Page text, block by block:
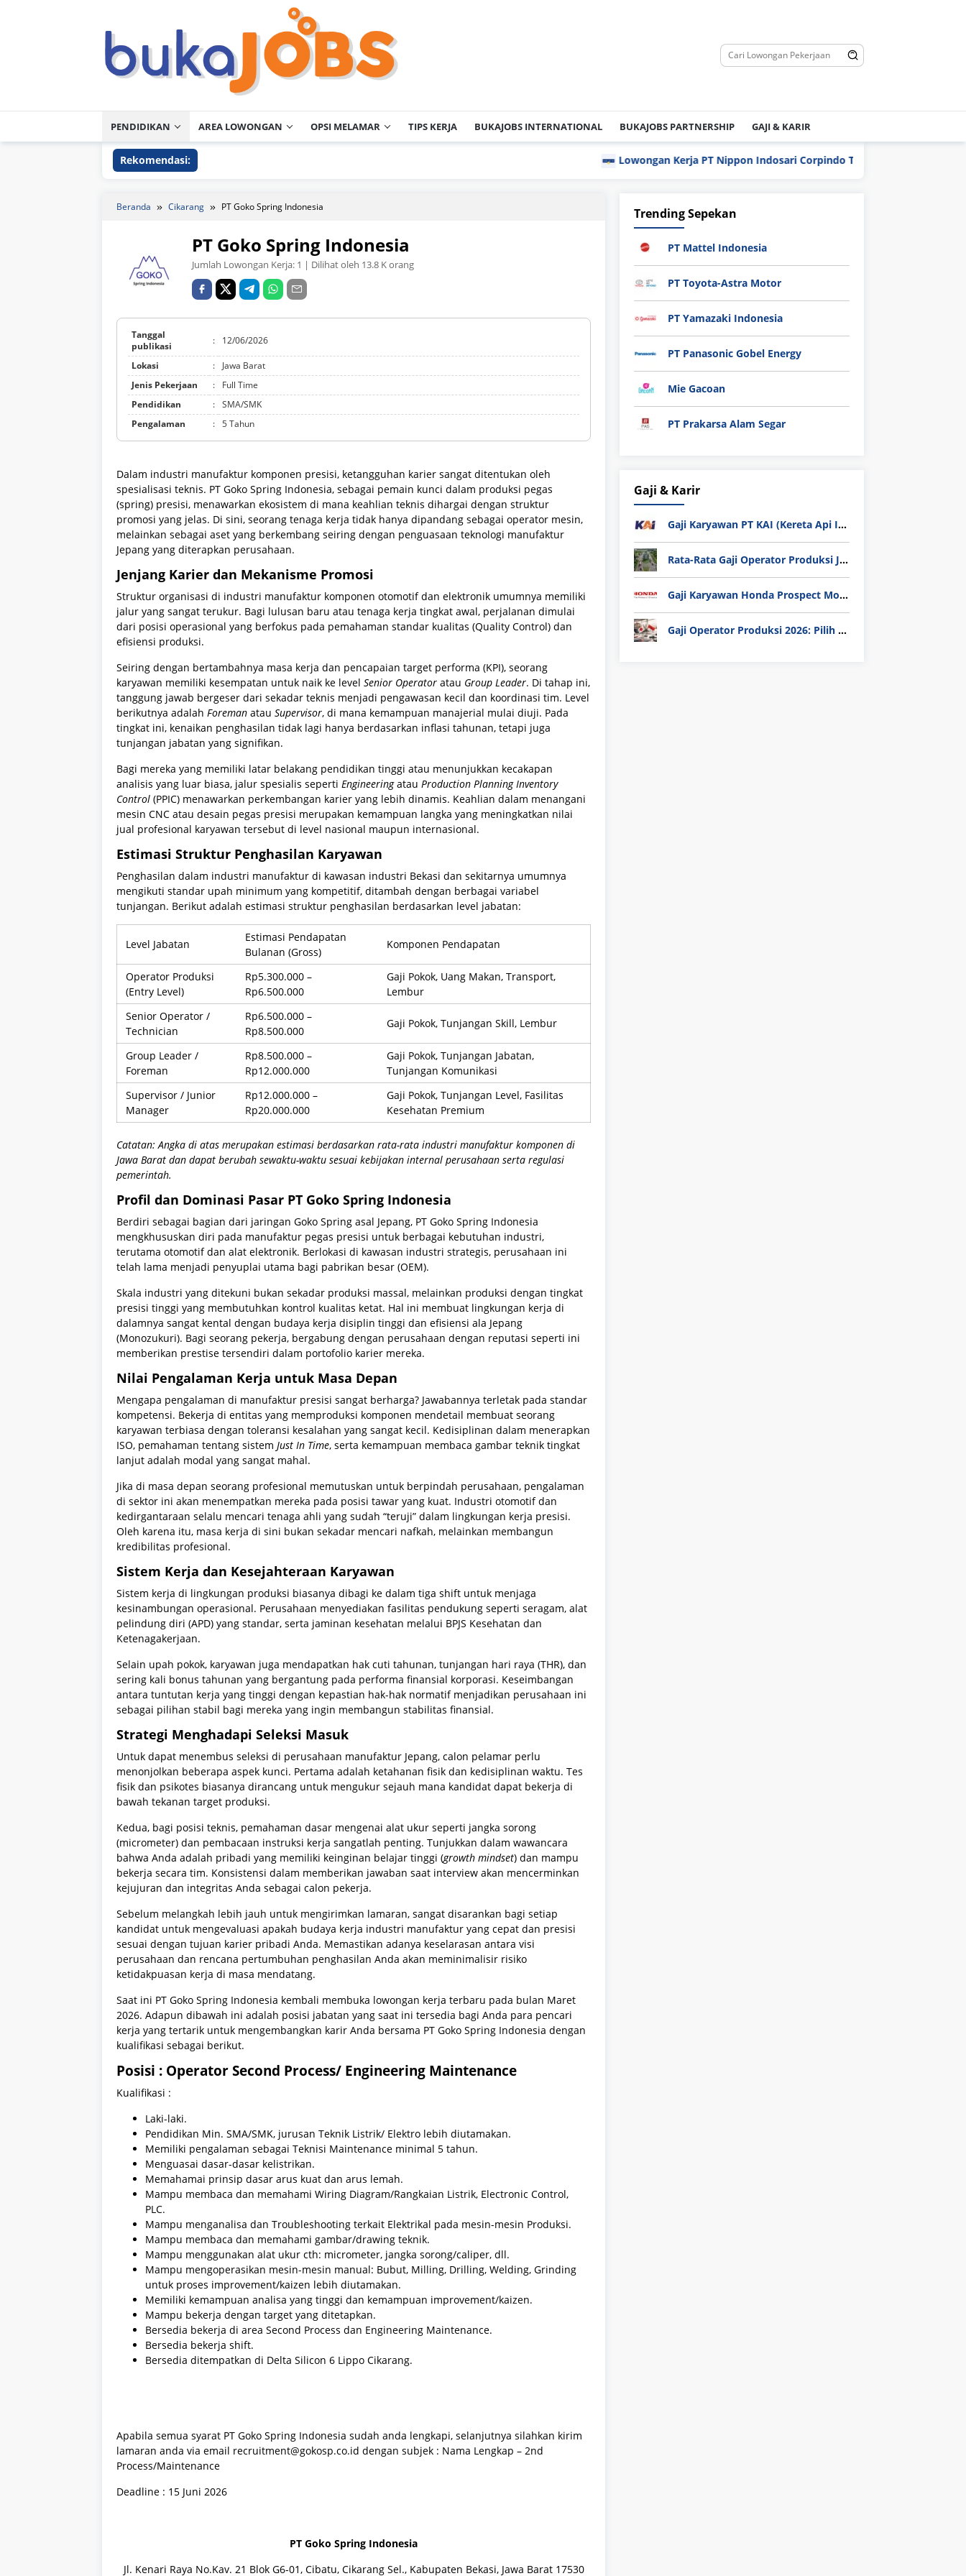
PENDIDIKAN AREA LOWONGAN OPSI MELAMAR TIPS KERJA BUKAJOBS INTERNATIONAL BUKAJOBS PARTNERSHIP GAJI & KARIR
Rekomendasi: Lowongan Kerja PT Nippon Indosari Corpindo Tbk. Bulan Agustus 2026
Beranda Cikarang PT Goko Spring Indonesia
PT Goko Spring Indonesia
Jumlah Lowongan Kerja: 1 | Dilihat oleh 13.8 K orang
Tanggal
publikasi
: 12/06/2026
Lokasi :
Jawa Barat
Jenis Pekerjaan
:
Full Time
Pendidikan
: SMA/SMK
Pengalaman
: 5 Tahun
Dalam industri manufaktur komponen presisi, ketangguhan karier sangat ditentukan oleh
spesialisasi teknis. PT Goko Spring Indonesia, sebagai pemain kunci dalam produksi pegas
(spring) presisi, menawarkan ekosistem di mana keahlian teknis dihargai dengan struktur
promosi yang jelas. Di sini, seorang tenaga kerja tidak hanya dipandang sebagai operator mesin,
melainkan sebagai aset yang berkembang seiring dengan penguasaan teknologi manufaktur
Jepang yang diterapkan perusahaan.
Jenjang Karier dan Mekanisme Promosi
Struktur organisasi di industri manufaktur komponen otomotif dan elektronik umumnya memiliki
jalur yang sangat terukur. Bagi lulusan baru atau tenaga kerja tingkat awal, perjalanan dimulai
dari posisi operasional yang berfokus pada pemahaman standar kualitas (Quality Control) dan
efisiensi produksi.
Seiring dengan bertambahnya masa kerja dan pencapaian target performa (KPI), seorang
karyawan memiliki kesempatan untuk naik ke level Senior Operator atau Group Leader. Di tahap ini,
tanggung jawab bergeser dari sekadar teknis menjadi pengawasan kecil dan koordinasi tim. Level
berikutnya adalah Foreman atau Supervisor, di mana kemampuan manajerial mulai diuji. Pada
tingkat ini, kenaikan penghasilan tidak lagi hanya berdasarkan inflasi tahunan, tetapi juga
tunjangan jabatan yang signifikan.
Bagi mereka yang memiliki latar belakang pendidikan tinggi atau menunjukkan kecakapan
analisis yang luar biasa, jalur spesialis seperti Engineeringatau Production Planning Inventory
Control (PPIC) menawarkan perkembangan karier yang lebih dinamis. Keahlian dalam menangani
mesin CNC atau desain pegas presisi merupakan kemampuan langka yang meningkatkan nilai
jual profesional karyawan tersebut di level nasional maupun internasional.
Estimasi Struktur Penghasilan Karyawan
Penghasilan dalam industri manufaktur di kawasan industri Bekasi dan sekitarnya umumnya
mengikuti standar upah minimum yang kompetitif, ditambah dengan berbagai variabel
tunjangan. Berikut adalah estimasi struktur penghasilan berdasarkan level jabatan:
Level Jabatan
Estimasi Pendapatan
Bulanan (Gross)
Komponen Pendapatan
Operator Produksi
(Entry Level)
Rp5.300.000 –
Rp6.500.000
Gaji Pokok, Uang Makan, Transport,
Lembur
Senior Operator /
Technician
Rp6.500.000 –
Rp8.500.000
Gaji Pokok, Tunjangan Skill, Lembur
Group Leader /
Foreman
Rp8.500.000 –
Rp12.000.000
Gaji Pokok, Tunjangan Jabatan,
Tunjangan Komunikasi
Supervisor / Junior
Manager
Rp12.000.000 –
Rp20.000.000
Gaji Pokok, Tunjangan Level, Fasilitas
Kesehatan Premium
Catatan: Angka di atas merupakan estimasi berdasarkan rata-rata industri manufaktur komponen di
Jawa Barat dan dapat berubah sewaktu-waktu sesuai kebijakan internal perusahaan serta regulasi
pemerintah.
Profil dan Dominasi Pasar PT Goko Spring Indonesia
Berdiri sebagai bagian dari jaringan Goko Spring asal Jepang, PT Goko Spring Indonesia
mengkhususkan diri pada manufaktur pegas presisi untuk berbagai kebutuhan industri,
terutama otomotif dan alat elektronik. Berlokasi di kawasan industri strategis, perusahaan ini
telah lama menjadi penyuplai utama bagi pabrikan besar (OEM).
Skala industri yang ditekuni bukan sekadar produksi massal, melainkan produksi dengan tingkat
presisi tinggi yang membutuhkan kontrol kualitas ketat. Hal ini membuat lingkungan kerja di
dalamnya sangat kental dengan budaya kerja disiplin tinggi dan efisiensi ala Jepang
(Monozukuri). Bagi seorang pekerja, bergabung dengan perusahaan dengan reputasi seperti ini
memberikan prestise tersendiri dalam portofolio karier mereka.
Nilai Pengalaman Kerja untuk Masa Depan
Mengapa pengalaman di manufaktur presisi sangat berharga? Jawabannya terletak pada standar
kompetensi. Bekerja di entitas yang memproduksi komponen mendetail membuat seorang
karyawan terbiasa dengan toleransi kesalahan yang sangat kecil. Kedisiplinan dalam menerapkan
ISO, pemahaman tentang sistem Just In Time, serta kemampuan membaca gambar teknik tingkat
lanjut adalah modal yang sangat mahal.
Jika di masa depan seorang profesional memutuskan untuk berpindah perusahaan, pengalaman
di sektor ini akan menempatkan mereka pada posisi tawar yang kuat. Industri otomotif dan
kedirgantaraan selalu mencari tenaga ahli yang sudah “teruji” dalam lingkungan kerja presisi.
Oleh karena itu, masa kerja di sini bukan sekadar mencari nafkah, melainkan membangun
kredibilitas profesional.
Sistem Kerja dan Kesejahteraan Karyawan
Sistem kerja di lingkungan produksi biasanya dibagi ke dalam tiga shift untuk menjaga
kesinambungan operasional. Perusahaan menyediakan fasilitas pendukung seperti seragam, alat
pelindung diri (APD) yang standar, serta jaminan kesehatan melalui BPJS Kesehatan dan
Ketenagakerjaan.
Selain upah pokok, karyawan juga mendapatkan hak cuti tahunan, tunjangan hari raya (THR), dan
sering kali bonus tahunan yang bergantung pada performa finansial korporasi. Keseimbangan
antara tuntutan kerja yang tinggi dengan kepastian hak-hak normatif menjadikan perusahaan ini
sebagai pilihan stabil bagi mereka yang ingin membangun stabilitas finansial.
Strategi Menghadapi Seleksi Masuk
Untuk dapat menembus seleksi di perusahaan manufaktur Jepang, calon pelamar perlu
menonjolkan beberapa aspek kunci. Pertama adalah ketahanan fisik dan kedisiplinan waktu. Tes
fisik dan psikotes biasanya dirancang untuk mengukur sejauh mana kandidat dapat bekerja di
bawah tekanan target produksi.
Kedua, bagi posisi teknis, pemahaman dasar mengenai alat ukur seperti jangka sorong
(micrometer) dan pembacaan instruksi kerja sangatlah penting. Tunjukkan dalam wawancara
bahwa Anda adalah pribadi yang memiliki keinginan belajar tinggi (growth mindset) dan mampu
bekerja secara tim. Konsistensi dalam memberikan jawaban saat interview akan mencerminkan
kejujuran dan integritas Anda sebagai calon pekerja.
Sebelum melangkah lebih jauh untuk mengirimkan lamaran, sangat disarankan bagi setiap
kandidat untuk mengevaluasi apakah budaya kerja industri manufaktur yang cepat dan presisi
sesuai dengan tujuan karier pribadi Anda. Memastikan adanya keselarasan antara visi
perusahaan dan rencana pertumbuhan penghasilan Anda akan meminimalisir risiko
ketidakpuasan kerja di masa mendatang.
Saat ini PT Goko Spring Indonesia kembali membuka lowongan kerja terbaru pada bulan Maret
2026. Adapun dibawah ini adalah posisi jabatan yang saat ini tersedia bagi Anda para pencari
kerja yang tertarik untuk mengembangkan karir Anda bersama PT Goko Spring Indonesia dengan
kualifikasi sebagai berikut.
Posisi : Operator Second Process/ Engineering Maintenance
Kualifikasi :
Laki-laki.
Pendidikan Min. SMA/SMK, jurusan Teknik Listrik/ Elektro lebih diutamakan.
Memiliki pengalaman sebagai Teknisi Maintenance minimal 5 tahun.
Menguasai dasar-dasar kelistrikan.
Memahamai prinsip dasar arus kuat dan arus lemah.
Mampu membaca dan memahami Wiring Diagram/Rangkaian Listrik, Electronic Control,
PLC.
Mampu menganalisa dan Troubleshooting terkait Elektrikal pada mesin-mesin Produksi.
Mampu membaca dan memahami gambar/drawing teknik.
Mampu menggunakan alat ukur cth: micrometer, jangka sorong/caliper, dll.
Mampu mengoperasikan mesin-mesin manual: Bubut, Milling, Drilling, Welding, Grinding
untuk proses improvement/kaizen lebih diutamakan.
Memiliki kemampuan analisa yang tinggi dan kemampuan improvement/kaizen.
Mampu bekerja dengan target yang ditetapkan.
Bersedia bekerja di area Second Process dan Engineering Maintenance.
Bersedia bekerja shift.
Bersedia ditempatkan di Delta Silicon 6 Lippo Cikarang.
Apabila semua syarat PT Goko Spring Indonesia sudah anda lengkapi, selanjutnya silahkan kirim
lamaran anda via email recruitment@gokosp.co.id dengan subjek : Nama Lengkap – 2nd
Process/Maintenance
Deadline : 15 Juni 2026
PT Goko Spring Indonesia
Jl. Kenari Raya No.Kav. 21 Blok G6-01, Cibatu, Cikarang Sel., Kabupaten Bekasi, Jawa Barat 17530
Trending Sepekan
PT Mattel Indonesia
PT Toyota-Astra Motor
PT Yamazaki Indonesia
PT Panasonic Gobel Energy
Mie Gacoan
PT Prakarsa Alam Segar
Gaji & Karir
Gaji Karyawan PT KAI (Kereta Api Indonesia) Update 2025
Rata-Rata Gaji Operator Produksi Jabodetabek 2025: Bedah Tuntas UMK, Lemburan, dan Realita Hidup Buruh
Gaji Karyawan Honda Prospect Motor Semua Divisi
Gaji Operator Produksi 2026: Pilih PT Astra Honda Motor (AHM) atau Manufaktur di Jepang?